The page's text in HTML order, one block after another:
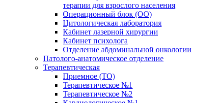
терапии для взрослого населения
Операционный блок (ОО)
Цитологическая лаборатория
Кабинет лазерной хирургии
Кабинет психолога
Отделение абдоминальной онкологии
Патолого-анатомическое отделение
Терапевтическая
Приемное (ТО)
Терапевтическое №1
Терапевтическое №2